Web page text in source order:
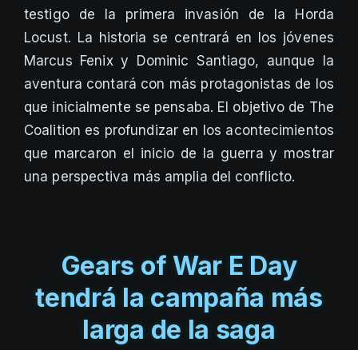
testigo de la primera invasión de la Horda
Locust. La historia se centrará en los jóvenes
Marcus Fenix y Dominic Santiago, aunque la
aventura contará con más protagonistas de los
que inicialmente se pensaba. El objetivo de The
Coalition es profundizar en los acontecimientos
que marcaron el inicio de la guerra y mostrar
una perspectiva más amplia del conflicto.
Gears of War E Day
tendrá la campaña más
larga de la saga